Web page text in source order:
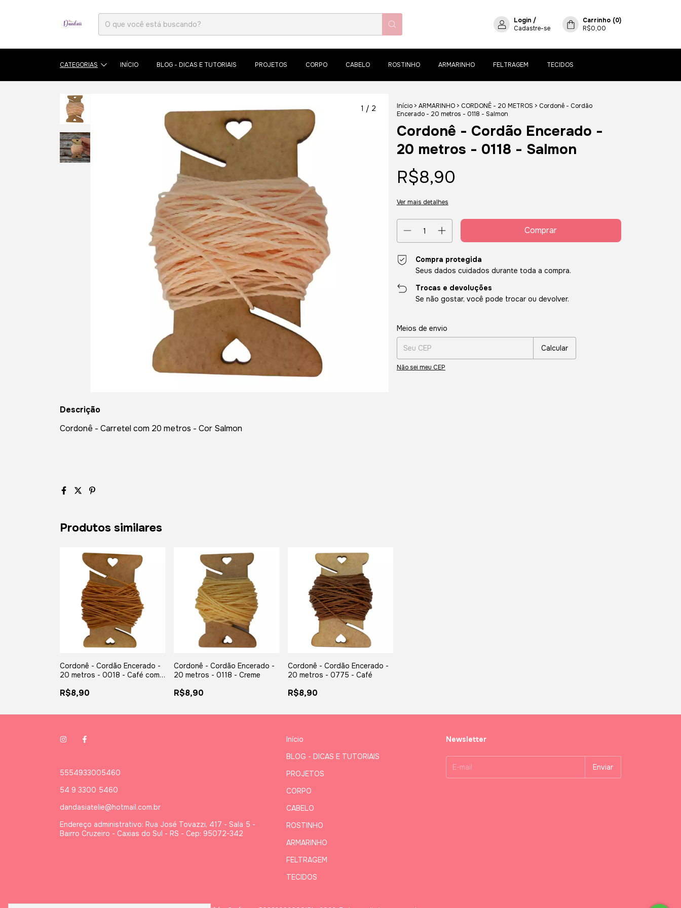
Login /
Cadastre-se
Carrinho (0)
R$0,00
CATEGORIAS INÍCIO BLOG - DICAS E TUTORIAIS PROJETOS CORPO CABELO ROSTINHO ARMARINHO FELTRAGEM TECIDOS
1 / 2 Início > ARMARINHO > CORDONÊ - 20 METROS > Cordonê - Cordão
Encerado - 20 metros - 0118 - Salmon
Cordonê - Cordão Encerado -
20 metros - 0118 - Salmon
R$8,90
Ver mais detalhes
Compra protegida
Seus dados cuidados durante toda a compra.
Trocas e devoluções
Se não gostar, você pode trocar ou devolver.
Entregas para o CEP:
Meios de envio
Calcular
Não sei meu CEP
Descrição
Cordonê - Carretel com 20 metros - Cor Salmon
Produtos similares
Cordonê - Cordão Encerado -
20 metros - 0018 - Café com
R$8,90
Cordonê - Cordão Encerado -
20 metros - 0118 - Creme
R$8,90
Cordonê - Cordão Encerado -
20 metros - 0775 - Café
R$8,90
5554933005460
54 9 3300 5460
dandasiatelie@hotmail.com.br
Endereço administrativo: Rua José Tovazzi, 417 - Sala 5 -
Bairro Cruzeiro - Caxias do Sul - RS - Cep: 95072-342
Início
BLOG - DICAS E TUTORIAIS
PROJETOS
CORPO
CABELO
ROSTINHO
ARMARINHO
FELTRAGEM
TECIDOS
Newsletter